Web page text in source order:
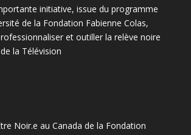
initiative, issue du programme
de la Fondation Fabienne Colas,
et outiller la relève noire
la Télévision
Noir.e au Canada de la Fondation